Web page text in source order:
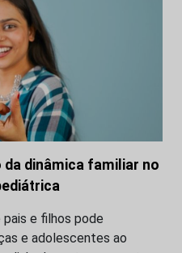
dinâmica familiar no
e filhos pode
e adolescentes ao